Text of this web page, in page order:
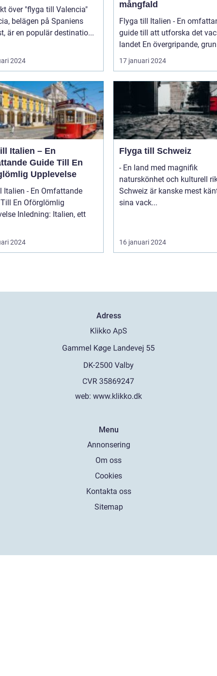
över "flyga till Valencia"
belägen på Spaniens
är en populär destinatio...
2024
mångfald
Flyga till Italien - En
guide till att utforska det
landet En övergripande,
17 januari 2024
Italien – En
Guide Till En
Upplevelse
Italien - En Omfattande
En Oförglömlig
Italien, ett
2024
Flyga till Schweiz
- En land med magnifik
naturskönhet och kulturell
Schweiz är kanske mest
sina vack...
16 januari 2024
Adress
web: www.klikko.dk
Menu
Annonsering
Om oss
Cookies
Kontakta oss
Sitemap